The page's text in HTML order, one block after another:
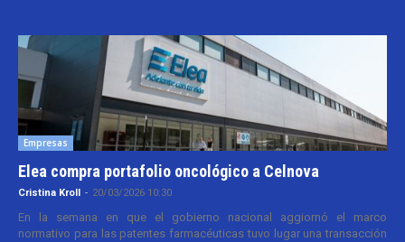
Empresas
Elea compra portafolio oncológico a Celnova
Cristina Kroll - 20/03/2026 10:30
En la semana en que el gobierno nacional aggiornó el marco
normativo para las patentes farmacéuticas tuvo lugar una transacción